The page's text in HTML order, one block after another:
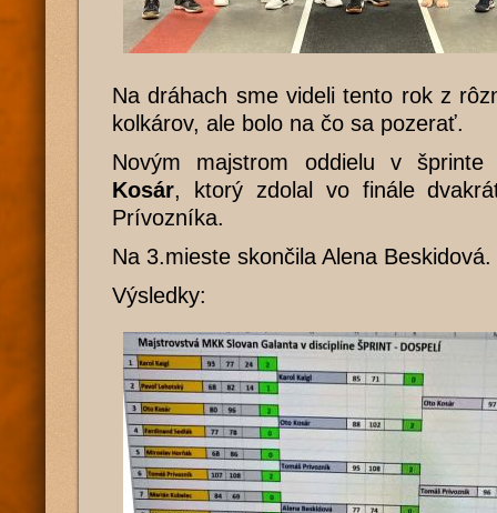
Na dráhach sme videli tento rok z
kolkárov, ale bolo na čo sa pozerať.
Novým majstrom oddielu v
Kosár, ktorý zdolal vo finále
Prívozníka.
Na 3.mieste skončila Alena Beskidová.
Výsledky: